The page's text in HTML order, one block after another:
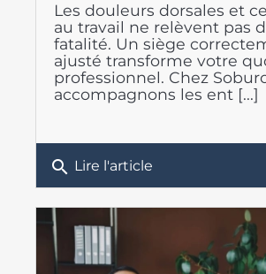
Les douleurs dorsales et
au travail ne relèvent pas
fatalité. Un siège
ajusté transforme votre
professionnel. Chez
accompagnons les ent [...]
search Lire l'article